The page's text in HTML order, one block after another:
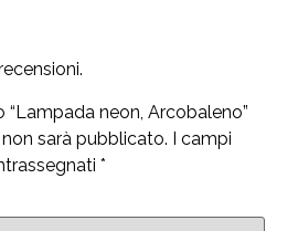
“Lampada neon, Arcobaleno”
sarà pubblicato. I campi
*